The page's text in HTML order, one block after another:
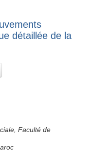
détaillée de la
Faculté de